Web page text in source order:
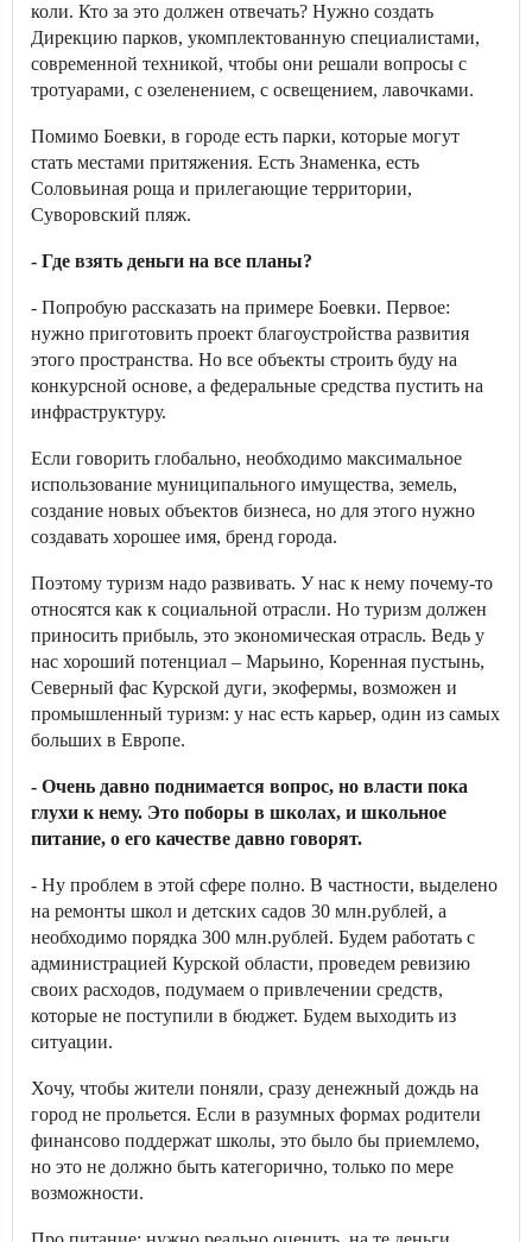
коли. Кто за это должен отвечать? Нужно создать
Дирекцию парков, укомплектованную специалистами,
современной техникой, чтобы они решали вопросы с
тротуарами, с озеленением, с освещением, лавочками.
Помимо Боевки, в городе есть парки, которые могут
стать местами притяжения. Есть Знаменка, есть
Соловьиная роща и прилегающие территории,
Суворовский пляж.
- Где взять деньги на все планы?
- Попробую рассказать на примере Боевки. Первое:
нужно приготовить проект благоустройства развития
этого пространства. Но все объекты строить буду на
конкурсной основе, а федеральные средства пустить на
инфраструктуру.
Если говорить глобально, необходимо максимальное
использование муниципального имущества, земель,
создание новых объектов бизнеса, но для этого нужно
создавать хорошее имя, бренд города.
Поэтому туризм надо развивать. У нас к нему почему-то
относятся как к социальной отрасли. Но туризм должен
приносить прибыль, это экономическая отрасль. Ведь у
нас хороший потенциал – Марьино, Коренная пустынь,
Северный фас Курской дуги, экофермы, возможен и
промышленный туризм: у нас есть карьер, один из самых
больших в Европе.
- Очень давно поднимается вопрос, но власти пока
глухи к нему. Это поборы в школах, и школьное
питание, о его качестве давно говорят.
- Ну проблем в этой сфере полно. В частности, выделено
на ремонты школ и детских садов 30 млн.рублей, а
необходимо порядка 300 млн.рублей. Будем работать с
администрацией Курской области, проведем ревизию
своих расходов, подумаем о привлечении средств,
которые не поступили в бюджет. Будем выходить из
ситуации.
Хочу, чтобы жители поняли, сразу денежный дождь на
город не прольется. Если в разумных формах родители
финансово поддержат школы, это было бы приемлемо,
но это не должно быть категорично, только по мере
возможности.